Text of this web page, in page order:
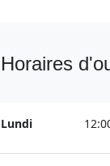
Horaires
Lundi